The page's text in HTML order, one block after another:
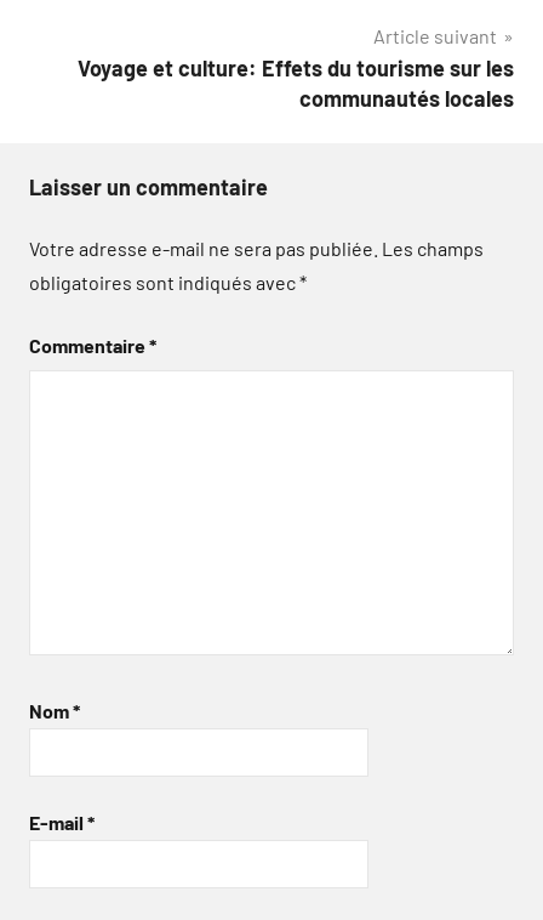
Article suivant
Voyage et culture: Effets du tourisme sur les
communautés locales
Laisser un commentaire
Votre adresse e-mail ne sera pas publiée. Les champs
obligatoires sont indiqués avec*
Commentaire*
Nom*
E-mail *